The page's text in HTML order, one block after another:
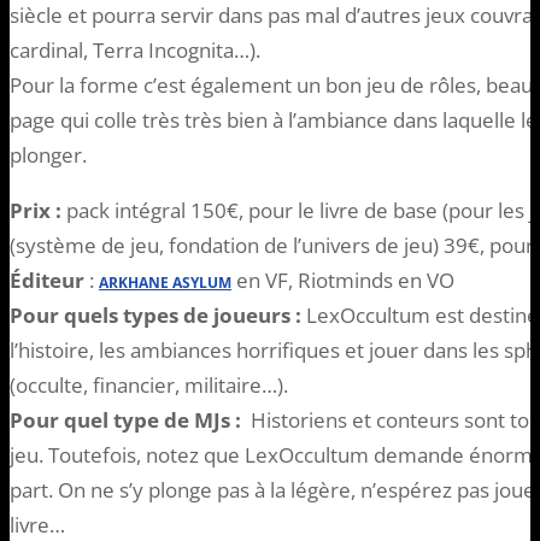
siècle et pourra servir dans pas mal d’autres jeux
cardinal, Terra Incognita…).
Pour la forme c’est également un bon jeu de rôles,
page qui colle très très bien à l’ambiance dans laquelle
plonger.
Prix : pack intégral 150€, pour le livre de base (pour les
(système de jeu, fondation de l’univers de jeu) 39€,
Éditeur : ARKHANE ASYLUM en VF, Riotminds en VO
Pour quels types de joueurs : LexOccultum est
l’histoire, les ambiances horrifiques et jouer dans les
(occulte, financier, militaire…).
Pour quel type de MJs : Historiens et conteurs sont
jeu. Toutefois, notez que LexOccultum demande
part. On ne s’y plonge pas à la légère, n’espérez pas
livre…